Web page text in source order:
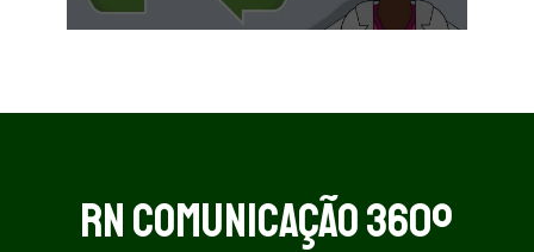
RN COMUNICAÇÃO 360º